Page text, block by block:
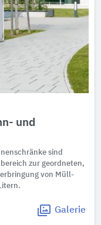
und
sind
zur geordneten,
von Müll-
Galerie